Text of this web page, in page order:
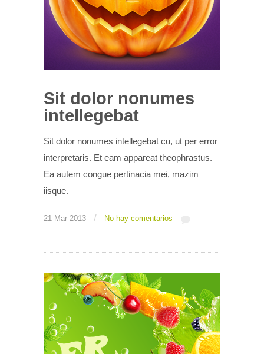
Sit dolor nonumes
intellegebat
Sit dolor nonumes intellegebat cu, ut per error
interpretaris. Et eam appareat theophrastus.
Ea autem congue pertinacia mei, mazim
iisque.
21 Mar 2013 / No hay comentarios